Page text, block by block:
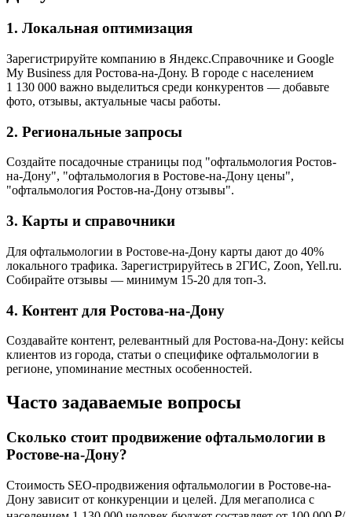
1. Локальная оптимизация
Зарегистрируйте компанию в Яндекс.Справочнике и Google
My Business для Ростова-на-Дону. В городе с населением
1 130 000 важно выделиться среди конкурентов — добавьте
фото, отзывы, актуальные часы работы.
2. Региональные запросы
Создайте посадочные страницы под "офтальмология Ростов-
на-Дону", "офтальмология в Ростове-на-Дону цены",
"офтальмология Ростов-на-Дону отзывы".
3. Карты и справочники
Для офтальмологии в Ростове-на-Дону карты дают до 40%
локального трафика. Зарегистрируйтесь в 2ГИС, Zoon, Yell.ru.
Собирайте отзывы — минимум 15-20 для топ-3.
4. Контент для Ростова-на-Дону
Создавайте контент, релевантный для Ростова-на-Дону: кейсы
клиентов из города, статьи о специфике офтальмологии в
регионе, упоминание местных особенностей.
Часто задаваемые вопросы
Сколько стоит продвижение офтальмологии в
Ростове-на-Дону?
Стоимость SEO-продвижения офтальмологии в Ростове-на-
Дону зависит от конкуренции и целей. Для мегаполиса с